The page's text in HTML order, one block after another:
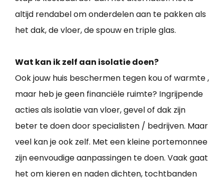
altijd rendabel om onderdelen aan te pakken als
het dak, de vloer, de spouw en triple glas.
Wat kan ik zelf aan isolatie doen?
Ook jouw huis beschermen tegen kou of warmte ,
maar heb je geen financiële ruimte? Ingrijpende
acties als isolatie van vloer, gevel of dak zijn
beter te doen door specialisten / bedrijven. Maar
veel kan je ook zelf. Met een kleine portemonnee
zijn eenvoudige aanpassingen te doen. Vaak gaat
het om kieren en naden dichten, tochtbanden